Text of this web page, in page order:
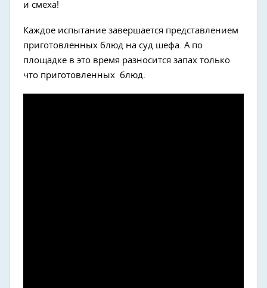
и смеха!
Каждое испытание завершается представлением
приготовленных блюд на суд шефа. А по
площадке в это время разносится запах только
что приготовленных блюд.